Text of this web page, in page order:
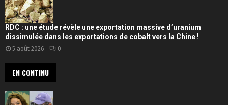
RDC : une étude révèle une exportation massive d’uranium
dissimulée dans les exportations de cobalt vers la Chine !
5 août 2026 0
EN CONTINU